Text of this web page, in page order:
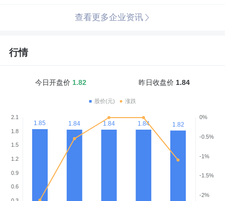
查看更多企业资讯
行情
今日开盘价 1.82 昨日收盘价 1.84